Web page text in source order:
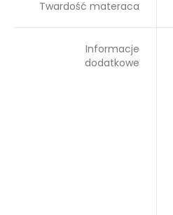
Twardość materaca
Informacje
dodatkowe